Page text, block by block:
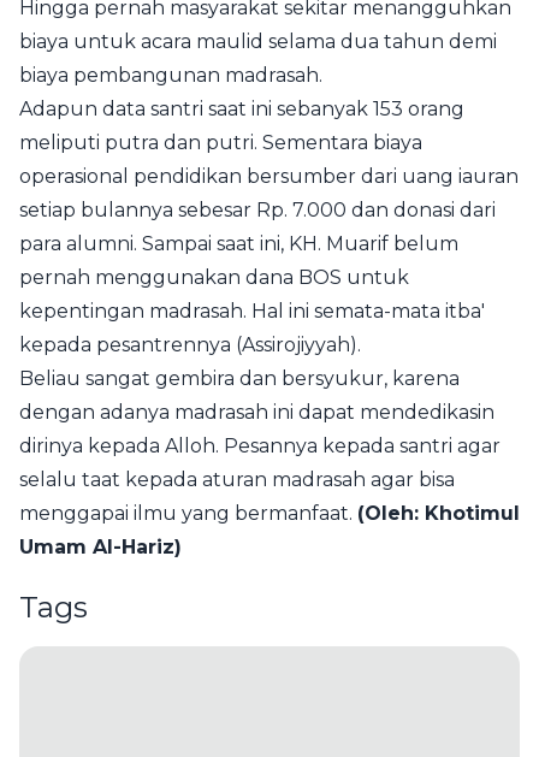
Hingga pernah masyarakat sekitar menangguhkan
biaya untuk acara maulid selama dua tahun demi
biaya pembangunan madrasah.
Adapun data santri saat ini sebanyak 153 orang
meliputi putra dan putri. Sementara biaya
operasional pendidikan bersumber dari uang iauran
setiap bulannya sebesar Rp. 7.000 dan donasi dari
para alumni. Sampai saat ini, KH. Muarif belum
pernah menggunakan dana BOS untuk
kepentingan madrasah. Hal ini semata-mata itba'
kepada pesantrennya (Assirojiyyah).
Beliau sangat gembira dan bersyukur, karena
dengan adanya madrasah ini dapat mendedikasin
dirinya kepada Alloh. Pesannya kepada santri agar
selalu taat kepada aturan madrasah agar bisa
menggapai ilmu yang bermanfaat. (Oleh: Khotimul
Umam Al-Hariz)
Tags